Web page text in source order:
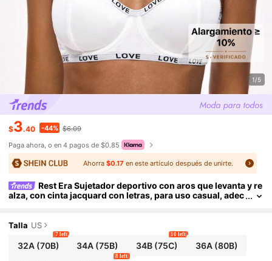
1/5
$3.40 -44% $6.09
Paga ahora, o en 4 pagos de $0.85
Ahorra$0.17 en este artículo después de unirte.
Rest Era Sujetador deportivo con aros que levanta y re
alza, con cinta jacquard con letras, para uso casual, adec
Talla US
32A(70B)
7 left
34A (75B) 34B(75C)
10 left
36A(80B)
8 left